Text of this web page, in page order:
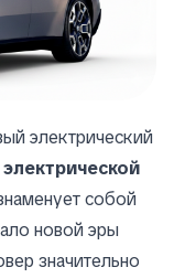
электрический
собой
новой эры
значительно